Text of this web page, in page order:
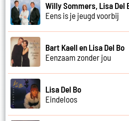
Willy Sommers, Lisa Del
Eens is je jeugd voorbij
Bart Kaell en Lisa Del Bo
Eenzaam zonder jou
Lisa Del Bo
Eindeloos